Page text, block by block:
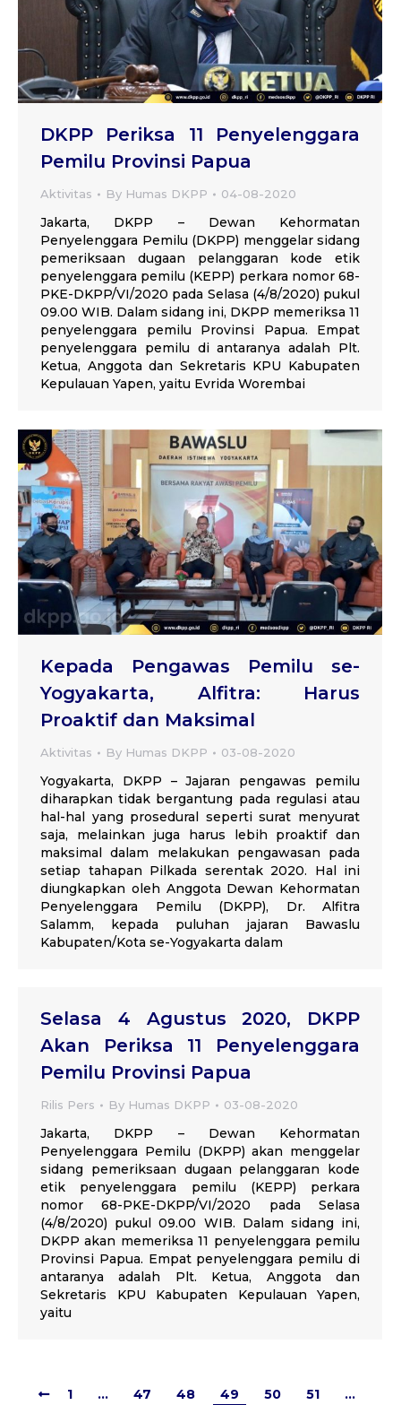
DKPP Periksa 11 Penyelenggara
Pemilu Provinsi Papua
Aktivitas By Humas DKPP 04-08-2020
Jakarta, DKPP – Dewan Kehormatan
Penyelenggara Pemilu (DKPP) menggelar sidang
pemeriksaan dugaan pelanggaran kode etik
penyelenggara pemilu (KEPP) perkara nomor 68-
PKE-DKPP/VI/2020 pada Selasa (4/8/2020) pukul
09.00 WIB. Dalam sidang ini, DKPP memeriksa 11
penyelenggara pemilu Provinsi Papua. Empat
penyelenggara pemilu di antaranya adalah Plt.
Ketua, Anggota dan Sekretaris KPU Kabupaten
Kepulauan Yapen, yaitu Evrida Worembai
Kepada Pengawas Pemilu se-
Yogyakarta, Alfitra: Harus
Proaktif dan Maksimal
Aktivitas By Humas DKPP 03-08-2020
Yogyakarta, DKPP – Jajaran pengawas pemilu
diharapkan tidak bergantung pada regulasi atau
hal-hal yang prosedural seperti surat menyurat
saja, melainkan juga harus lebih proaktif dan
maksimal dalam melakukan pengawasan pada
setiap tahapan Pilkada serentak 2020. Hal ini
diungkapkan oleh Anggota Dewan Kehormatan
Penyelenggara Pemilu (DKPP), Dr. Alfitra
Salamm, kepada puluhan jajaran Bawaslu
Kabupaten/Kota se-Yogyakarta dalam
Selasa 4 Agustus 2020, DKPP
Akan Periksa 11 Penyelenggara
Pemilu Provinsi Papua
Rilis Pers By Humas DKPP 03-08-2020
Jakarta, DKPP – Dewan Kehormatan
Penyelenggara Pemilu (DKPP) akan menggelar
sidang pemeriksaan dugaan pelanggaran kode
etik penyelenggara pemilu (KEPP) perkara
nomor 68-PKE-DKPP/VI/2020 pada Selasa
(4/8/2020) pukul 09.00 WIB. Dalam sidang ini,
DKPP akan memeriksa 11 penyelenggara pemilu
Provinsi Papua. Empat penyelenggara pemilu di
antaranya adalah Plt. Ketua, Anggota dan
Sekretaris KPU Kabupaten Kepulauan Yapen,
yaitu
1 … 47 48 49 50 51 …